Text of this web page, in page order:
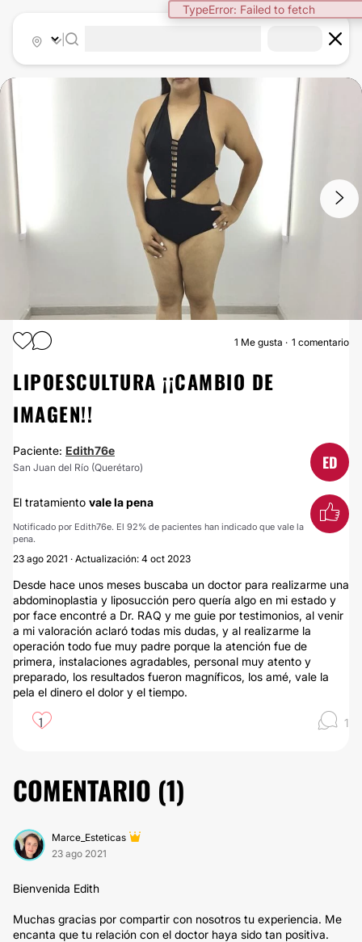
TypeError: Failed to fetch
LIPOESCULTURA
1 Me gusta 1 comentario
LIPOESCULTURA ¡¡CAMBIO DE
IMAGEN!!
Paciente: Edith76e
San Juan del Río (Querétaro) ED
El tratamiento vale la pena
Notificado por Edith76e. El 92% de pacientes han indicado que vale la
pena.
23 ago 2021 · Actualización: 4 oct 2023
Desde hace unos meses buscaba un doctor para realizarme una
abdominoplastia y liposucción pero quería algo en mi estado y
por face encontré a Dr. RAQ y me guie por testimonios, al venir
a mi valoración aclaró todas mis dudas, y al realizarme la
operación todo fue muy padre porque la atención fue de
primera, instalaciones agradables, personal muy atento y
preparado, los resultados fueron magníficos, los amé, vale la
pela el dinero el dolor y el tiempo.
1 1
COMENTARIO (1)
Marce_Esteticas
23 ago 2021
Bienvenida Edith
Muchas gracias por compartir con nosotros tu experiencia. Me
encanta que tu relación con el doctor haya sido tan positiva.